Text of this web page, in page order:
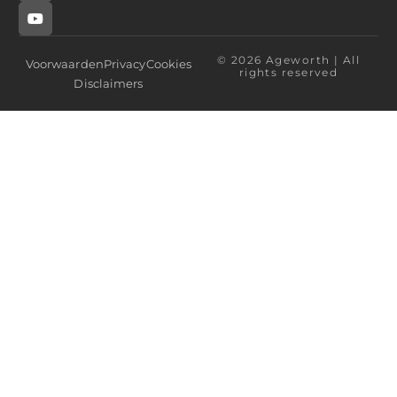
© 2026 Ageworth | All
rights reserved
VoorwaardenPrivacyCookies
Disclaimers